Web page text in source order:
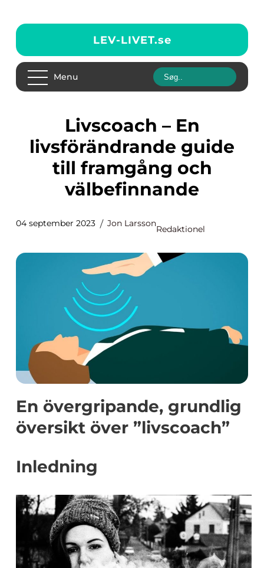
LEV-LIVET.se
Menu
Livscoach – En
livsförändrande guide
till framgång och
välbefinnande
04 september 2023 Jon Larsson
Redaktionel
En övergripande, grundlig
översikt över ”livscoach”
Inledning